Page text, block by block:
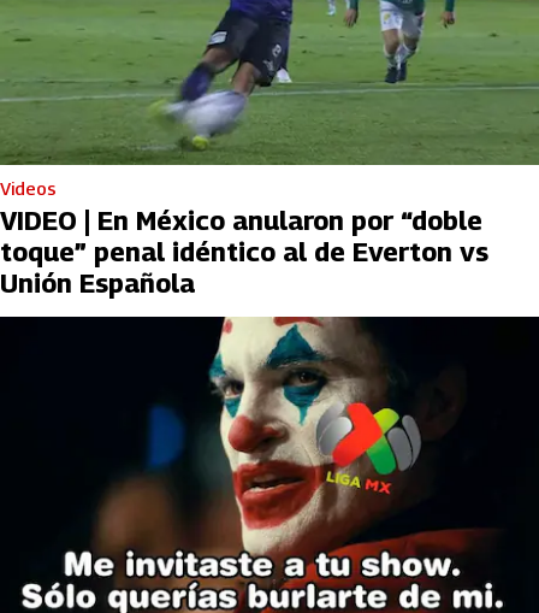
Videos
VIDEO | En México anularon por “doble
toque” penal idéntico al de Everton vs
Unión Española